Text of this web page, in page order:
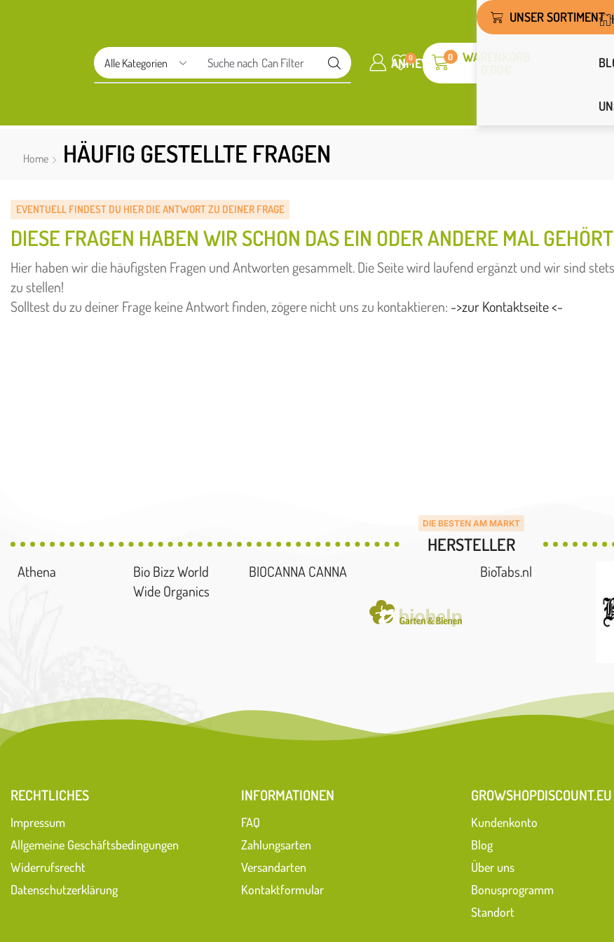
Suche nach Can Filter ANMELDEN
0 WUNSCHLISTE
0
WARENKORB
UNSER SORTIMENT
Home HÄUFIG GESTELLTE FRAGEN
EVENTUELL FINDEST DU HIER DIE ANTWORT ZU DEINER FRAGE
DIESE FRAGEN HABEN WIR SCHON DAS EIN ODER ANDERE MAL
Hier haben wir die häufigsten Fragen und Antworten gesammelt. Die Seite wird laufend ergänzt und wir sind
zu stellen!
Solltest du zu deiner Frage keine Antwort finden, zögere nicht uns zu kontaktieren: ->zur Kontaktseite <-
DIE BESTEN AM MARKT
HERSTELLER
Athena
Bio Bizz World
Wide Organics
BIOCANNA CANNA BioTabs.nl
RECHTLICHES
Impressum
Allgemeine Geschäftsbedingungen
Widerrufsrecht
Datenschutzerklärung
INFORMATIONEN
FAQ
Zahlungsarten
Versandarten
Kontaktformular
GROWSHOPDISCOUNT.EU
Kundenkonto
Blog
Über uns
Bonusprogramm
Standort